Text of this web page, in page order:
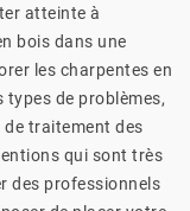
atteinte à
bois dans une
les charpentes en
de problèmes,
traitement des
qui sont très
des professionnels